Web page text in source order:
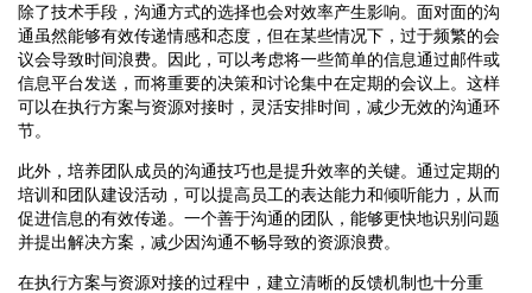
除了技术手段，沟通方式的选择也会对效率产生影响。面对面的沟
通虽然能够有效传递情感和态度，但在某些情况下，过于频繁的会
议会导致时间浪费。因此，可以考虑将一些简单的信息通过邮件或
信息平台发送，而将重要的决策和讨论集中在定期的会议上。这样
可以在执行方案与资源对接时，灵活安排时间，减少无效的沟通环
节。
此外，培养团队成员的沟通技巧也是提升效率的关键。通过定期的
培训和团队建设活动，可以提高员工的表达能力和倾听能力，从而
促进信息的有效传递。一个善于沟通的团队，能够更快地识别问题
并提出解决方案，减少因沟通不畅导致的资源浪费。
在执行方案与资源对接的过程中，建立清晰的反馈机制也十分重